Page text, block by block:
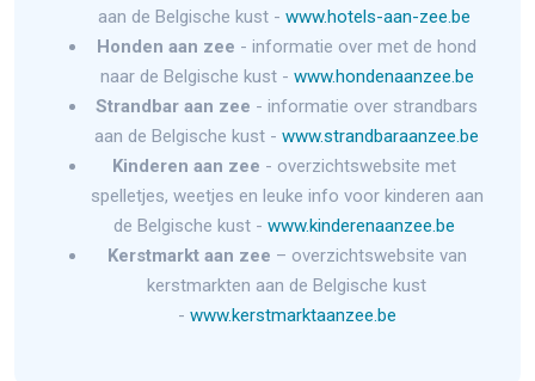
aan de Belgische kust - www.hotels-aan-zee.be
Honden aan zee - informatie over met de hond
naar de Belgische kust - www.hondenaanzee.be
Strandbar aan zee - informatie over strandbars
aan de Belgische kust - www.strandbaraanzee.be
Kinderen aan zee - overzichtswebsite met
spelletjes, weetjes en leuke info voor kinderen aan
de Belgische kust - www.kinderenaanzee.be
Kerstmarkt aan zee – overzichtswebsite van
kerstmarkten aan de Belgische kust
- www.kerstmarktaanzee.be